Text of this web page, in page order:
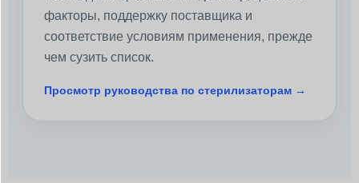
факторы, поддержку поставщика и
соответствие условиям применения, прежде
чем сузить список.
Просмотр руководства по стерилизаторам →